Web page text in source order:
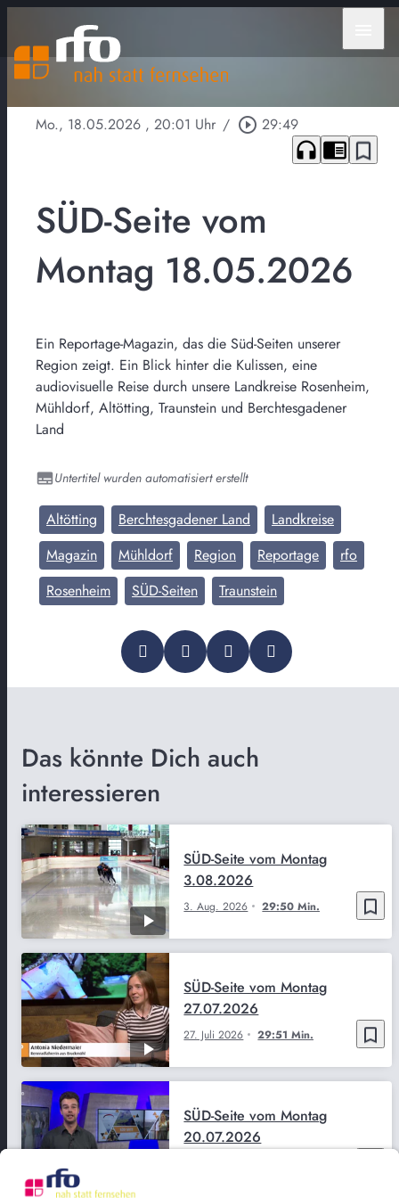
Mo., 18.05.2026 , 20:01 Uhr / play_circle_outline 29:49
headphones chrome_reader_mode bookmark_border
SÜD-Seite vom
Montag 18.05.2026
Ein Reportage-Magazin, das die Süd-Seiten unserer
Region zeigt. Ein Blick hinter die Kulissen, eine
audiovisuelle Reise durch unsere Landkreise Rosenheim,
Mühldorf, Altötting, Traunstein und Berchtesgadener
Land
Untertitel wurden automatisiert erstellt
Altötting Berchtesgadener Land
Landkreise
Magazin
Mühldorf Region Reportage
rfo
Rosenheim
SÜD-Seiten Traunstein
Das könnte Dich auch
interessieren
bookmark_border
3. Aug. 2026 29:50 Min.
SÜD-Seite vom Montag
3.08.2026
bookmark_border
27. Juli 2026 29:51 Min.
SÜD-Seite vom Montag
27.07.2026
SÜD-Seite vom Montag
20.07.2026